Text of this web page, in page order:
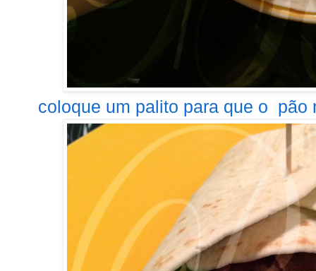
coloque um palito para que o pão